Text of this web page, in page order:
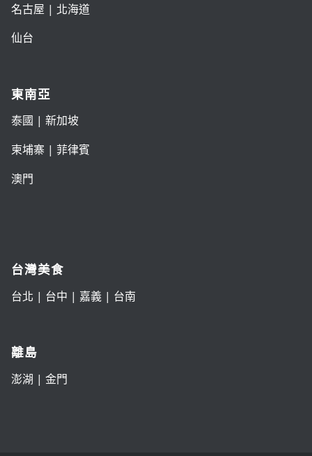
名古屋 | 北海道
仙台
東南亞
泰國 | 新加坡
柬埔寨 | 菲律賓
澳門
台灣美食
台北 | 台中 | 嘉義| 台南
離島
澎湖 | 金門